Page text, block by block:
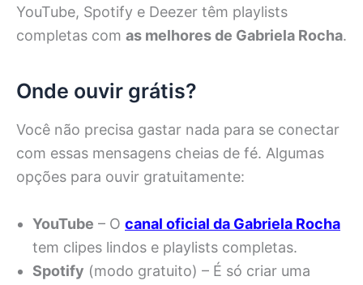
YouTube, Spotify e Deezer têm playlists
completas com as melhores de Gabriela Rocha.
Onde ouvir grátis?
Você não precisa gastar nada para se conectar
com essas mensagens cheias de fé. Algumas
opções para ouvir gratuitamente:
YouTube – O canal oficial da Gabriela Rocha
tem clipes lindos e playlists completas.
Spotify (modo gratuito) – É só criar uma